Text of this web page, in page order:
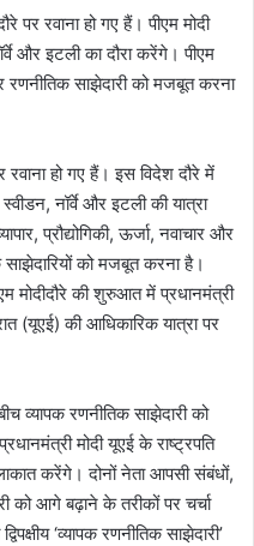
पर रवाना हो गए हैं। पीएम मोदी
और इटली का दौरा करेंगे। पीएम
रणनीतिक साझेदारी को मजबूत करना
रवाना हो गए हैं। इस विदेश दौरे में
नॉर्वे और इटली की यात्रा
प्रौद्योगिकी, ऊर्जा, नवाचार और
को मजबूत करना है।
मोदीदौरे की शुरुआत में प्रधानमंत्री
(यूएई) की आधिकारिक यात्रा पर
व्यापक रणनीतिक साझेदारी को
मोदी यूएई के राष्ट्रपति
करेंगे। दोनों नेता आपसी संबंधों,
को आगे बढ़ाने के तरीकों पर चर्चा
‘व्यापक रणनीतिक साझेदारी’